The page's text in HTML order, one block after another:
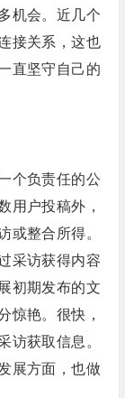
机会。近几个
接关系，这也
直坚守自己的
个负责任的公
用户投稿外，
或整合所得。
采访获得内容
初期发布的文
惊艳。很快，
访获取信息。
展方面，也做